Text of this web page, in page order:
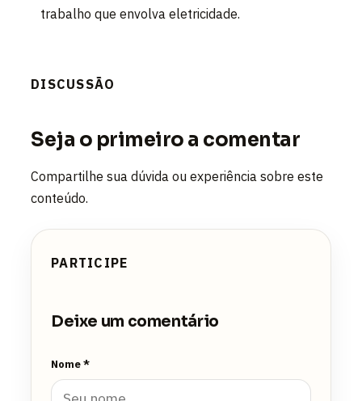
trabalho que envolva eletricidade.
DISCUSSÃO
Seja o primeiro a comentar
Compartilhe sua dúvida ou experiência sobre este
conteúdo.
PARTICIPE
Deixe um comentário
Nome *